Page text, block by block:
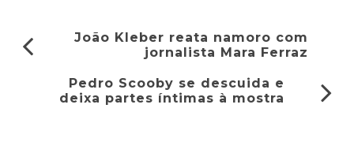
João Kleber reata namoro com
jornalista Mara Ferraz
Pedro Scooby se descuida e
deixa partes íntimas à mostra